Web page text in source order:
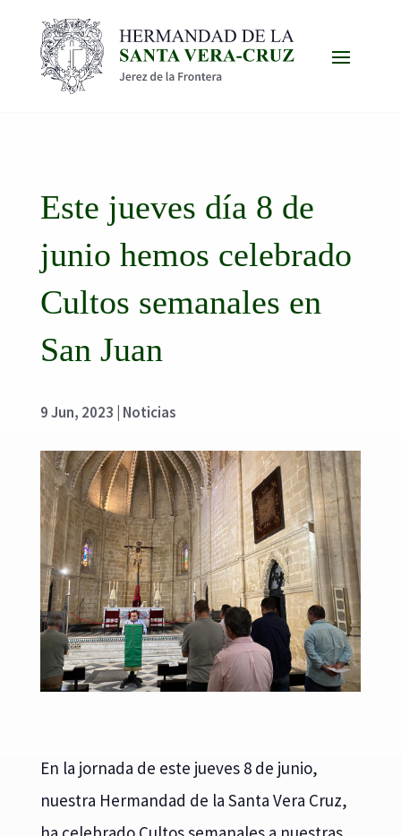
Este jueves día 8 de
junio hemos celebrado
Cultos semanales en
San Juan
9 Jun, 2023 Noticias
En la jornada de este jueves 8 de junio,
nuestra Hermandad de la Santa Vera Cruz,